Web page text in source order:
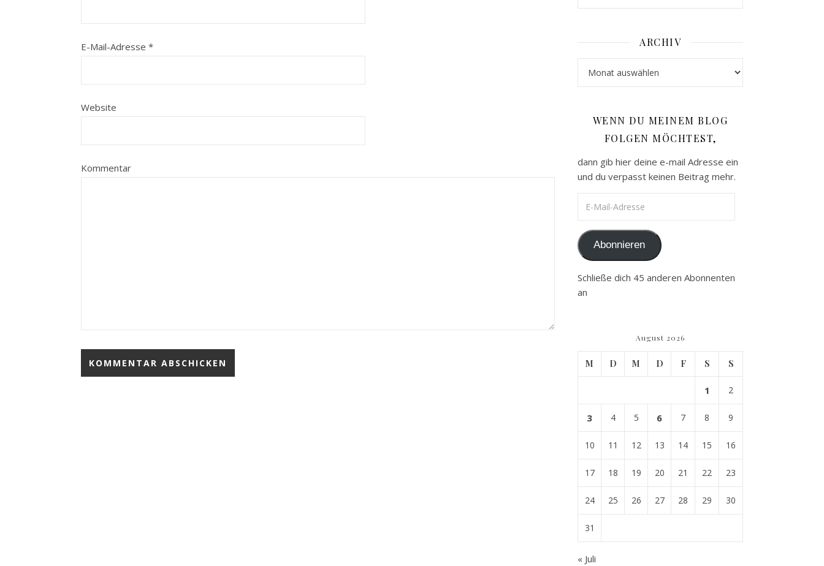
E-Mail-Adresse *
Website
Kommentar
ARCHIV
WENN DU MEINEM BLOG
FOLGEN MÖCHTEST,
dann gib hier deine e-mail Adresse ein
und du verpasst keinen Beitrag mehr.
Abonnieren
Schließe dich 45 anderen Abonnenten
an
August 2026
M D M D F S S
1 2
3 4 5 6 7 8 9
10 11 12 13 14 15 16
17 18 19 20 21 22 23
24 25 26 27 28 29 30
31
« Juli